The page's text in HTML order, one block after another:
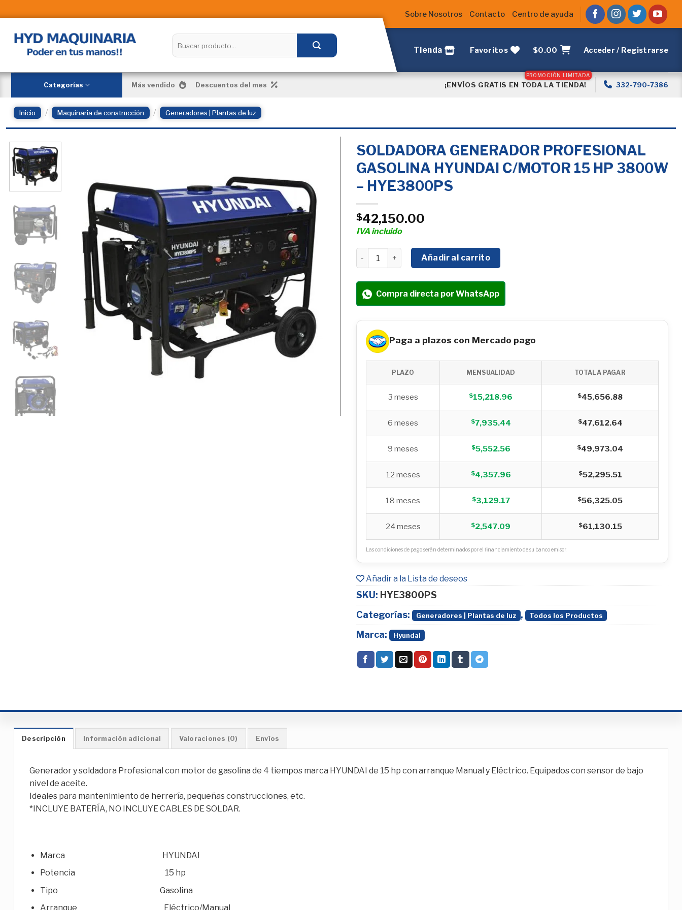
to
content
Sobre Nosotros Contacto Centro de ayuda
Buscar
por:
Tienda Favoritos $0.00 Acceder / Registrarse
Categorías Más vendido Descuentos del mes ¡ENVÍOS GRATIS EN TODA LA TIENDA! 332-790-7386
Inicio / Maquinaria de construcción / Generadores | Plantas de luz
Añadir
a la
Lista
de
deseos
SOLDADORA GENERADOR PROFESIONAL
GASOLINA HYUNDAI C/MOTOR 15 HP 3800W
– HYE3800PS
$42,150.00
IVA incluido
SOLDADORA GENERADOR PROFESIONAL GASOLINA HYUNDAI C/MOTOR 15 HP
Añadir al carrito
Compra directa por WhatsApp
Paga a plazos con Mercado pago
PLAZO MENSUALIDAD TOTAL A PAGAR
3 meses $15,218.96 $45,656.88
6 meses $7,935.44 $47,612.64
9 meses $5,552.56 $49,973.04
12 meses $4,357.96 $52,295.51
18 meses $3,129.17 $56,325.05
24 meses $2,547.09 $61,130.15
Las condiciones de pago serán determinados por el financiamiento de su banco emisor.
Añadir a la Lista de deseos
SKU: HYE3800PS
Categorías:
Generadores | Plantas de luz , Todos los Productos
Marca: Hyundai
Descripción Información adicional Valoraciones (0) Envíos
Generador y soldadora Profesional con motor de gasolina de 4 tiempos marca HYUNDAI de 15 hp con arranque Manual y Eléctrico. Equipados con sensor de bajo
nivel de aceite.
Ideales para mantenimiento de herrería, pequeñas construcciones, etc.
*INCLUYE BATERÍA, NO INCLUYE CABLES DE SOLDAR.
Marca HYUNDAI
Potencia 15 hp
Tipo Gasolina
Arranque Eléctrico/Manual